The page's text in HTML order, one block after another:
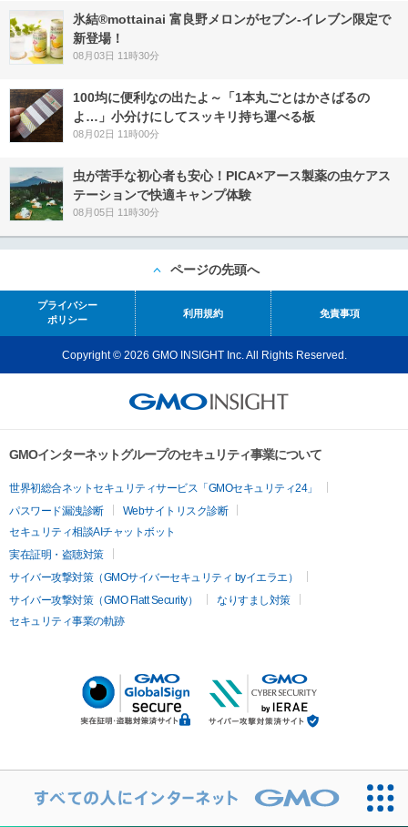
氷結®mottainai 富良野メロンがセブン‐イレブン限定で
新登場！
08月03日 11時30分
100均に便利なの出たよ～「1本丸ごとはかさばるの
よ…」小分けにしてスッキリ持ち運べる板
08月02日 11時00分
虫が苦手な初心者も安心！PICA×アース製薬の虫ケアス
テーションで快適キャンプ体験
08月05日 11時30分
ページの先頭へ
プライバシー
ポリシー
利用規約 免責事項
Copyright © 2026 GMO INSIGHT Inc. All Rights Reserved.
GMOインターネットグループのセキュリティ事業について
世界初総合ネットセキュリティサービス「GMOセキュリティ24」
パスワード漏洩診断
Webサイトリスク診断
セキュリティ相談AIチャットボット
実在証明・盗聴対策
サイバー攻撃対策（GMOサイバーセキュリティ byイエラエ）
サイバー攻撃対策（GMO Flatt Security）
なりすまし対策
セキュリティ事業の軌跡